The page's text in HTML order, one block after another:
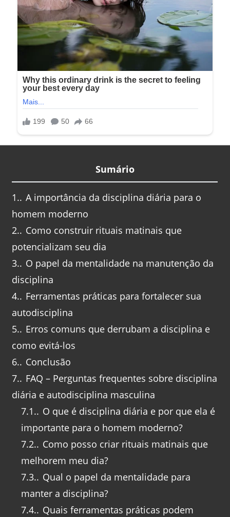
Sumário
1. A importância da disciplina diária para o
homem moderno
2. Como construir rituais matinais que
potencializam seu dia
3. O papel da mentalidade na manutenção da
disciplina
4. Ferramentas práticas para fortalecer sua
autodisciplina
5. Erros comuns que derrubam a disciplina e
como evitá-los
6. Conclusão
7. FAQ – Perguntas frequentes sobre disciplina
diária e autodisciplina masculina
7.1. O que é disciplina diária e por que ela é
importante para o homem moderno?
7.2. Como posso criar rituais matinais que
melhorem meu dia?
7.3. Qual o papel da mentalidade para
manter a disciplina?
7.4. Quais ferramentas práticas podem